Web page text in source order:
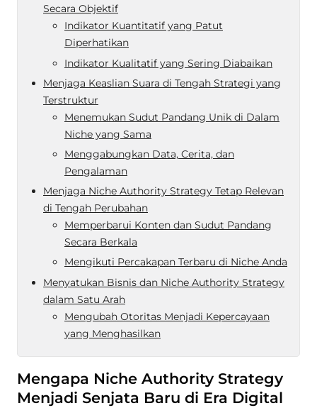
Secara Objektif
Indikator Kuantitatif yang Patut
Diperhatikan
Indikator Kualitatif yang Sering Diabaikan
Menjaga Keaslian Suara di Tengah Strategi yang
Terstruktur
Menemukan Sudut Pandang Unik di Dalam
Niche yang Sama
Menggabungkan Data, Cerita, dan
Pengalaman
Menjaga Niche Authority Strategy Tetap Relevan
di Tengah Perubahan
Memperbarui Konten dan Sudut Pandang
Secara Berkala
Mengikuti Percakapan Terbaru di Niche Anda
Menyatukan Bisnis dan Niche Authority Strategy
dalam Satu Arah
Mengubah Otoritas Menjadi Kepercayaan
yang Menghasilkan
Mengapa Niche Authority Strategy
Menjadi Senjata Baru di Era Digital